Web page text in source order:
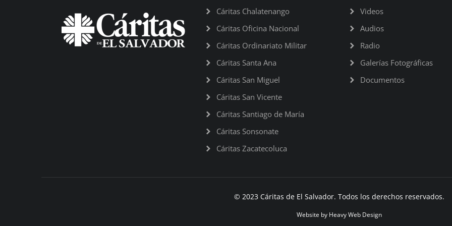
Cáritas Chalatenango
Cáritas Oficina Nacional
Cáritas Ordinariato Militar
Cáritas Santa Ana
Cáritas San Miguel
Cáritas San Vicente
Cáritas Santiago de María
Cáritas Sonsonate
Cáritas Zacatecoluca
Videos
Audios
Radio
Galerías Fotográficas
Documentos
© 2023 Cáritas de El Salvador. Todos los derechos reservados.
Website by Heavy Web Design